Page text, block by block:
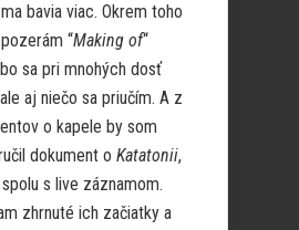
bavia viac. Okrem toho
“Making of“
sa pri mnohých dosť
aj niečo sa priučím. A z
o kapele by som
dokument o Katatonii,
s live záznamom.
zhrnuté ich začiatky a